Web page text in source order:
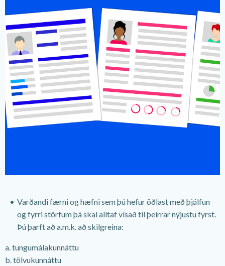
Varðandi færni og hæfni sem þú hefur öðlast með þjálfun
og fyrri störfum þá skal alltaf vísað til þeirrar nýjustu fyrst.
Þú þarft að a.m.k. að skilgreina:
a. tungumálakunnáttu
b. tölvukunnáttu